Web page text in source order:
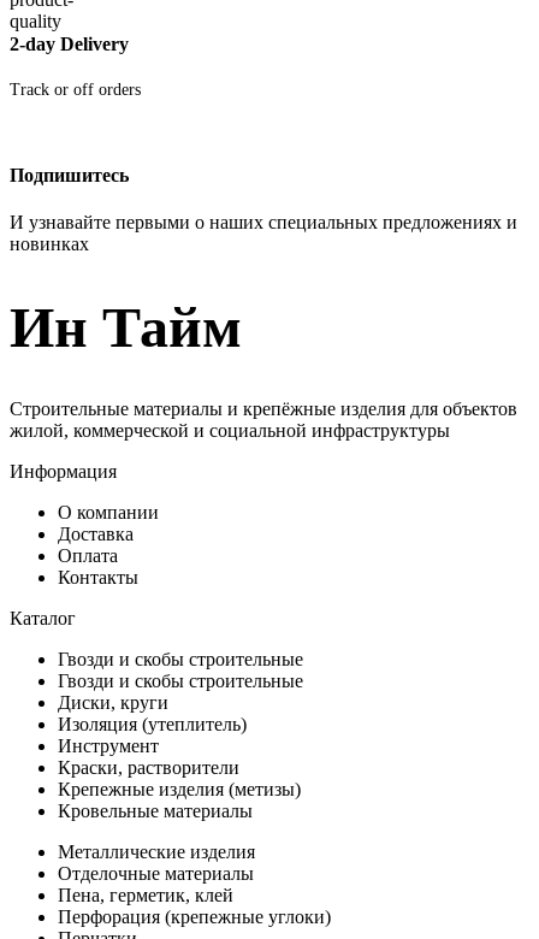
2-day Delivery
Track or off orders
Подпишитесь
И узнавайте первыми о наших специальных предложениях и
новинках
Ин Тайм
Строительные материалы и крепёжные изделия для объектов
жилой, коммерческой и социальной инфраструктуры
Информация
О компании
Доставка
Оплата
Контакты
Каталог
Гвозди и скобы строительные
Гвозди и скобы строительные
Диски, круги
Изоляция (утеплитель)
Инструмент
Краски, растворители
Крепежные изделия (метизы)
Кровельные материалы
Металлические изделия
Отделочные материалы
Пена, герметик, клей
Перфорация (крепежные углоки)